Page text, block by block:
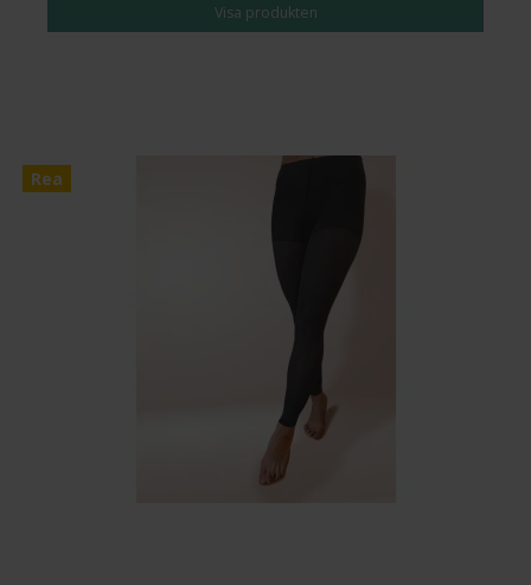
Visa produkten
Rea